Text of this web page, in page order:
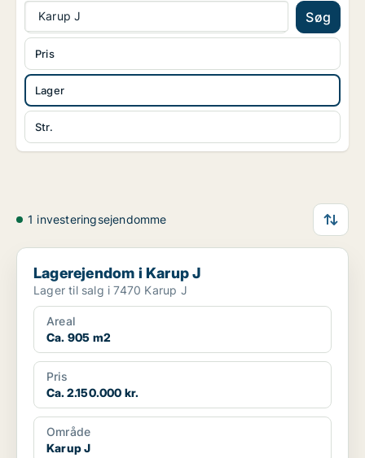
Karup J Søg
Lager
Str.
Pris
1 investeringsejendomme
Lagerejendom i Karup J
Lagerejendom i Karup J
Lager til salg i 7470 Karup J
Areal
Ca. 905 m2
Pris
Ca. 2.150.000 kr.
Område
Karup J